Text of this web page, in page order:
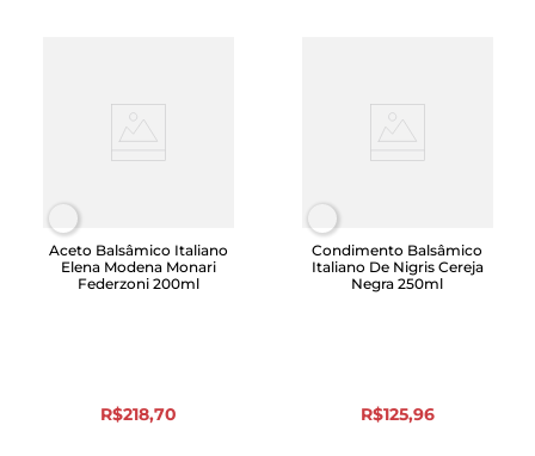
Aceto Balsâmico Italiano
Elena Modena Monari
Federzoni 200ml
R$218,70
Condimento Balsâmico
Italiano De Nigris Cereja
Negra 250ml
R$125,96